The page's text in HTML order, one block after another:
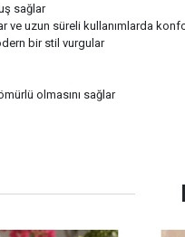
sağlar
ve uzun süreli kullanımlarda
bir stil vurgular
olmasını sağlar